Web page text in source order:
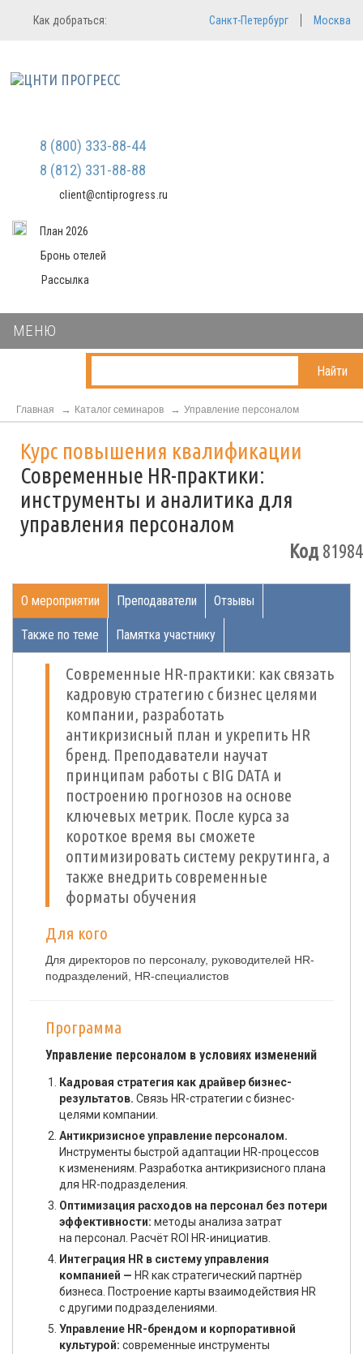
Регистрация
Мы не передаем ваши данные
третьим лицам и не рассылаем
Вход в систему
Как добраться: Санкт-Петербург Москва
8 (800) 333-88-44
8 (812) 331-88-88
client@cntiprogress.ru
План 2026
Бронь отелей
Рассылка
МЕНЮ
Найти
Главная Каталог семинаров Управление персоналом
Курс повышения квалификации
Современные HR-практики:
инструменты и аналитика для
управления персоналом
Код81984
О мероприятии Преподаватели Отзывы
Также по теме Памятка участнику
Современные HR-практики: как связать
кадровую стратегию с бизнес целями
компании, разработать
антикризисный план и укрепить HR
бренд. Преподаватели научат
принципам работы с BIG DATA и
построению прогнозов на основе
ключевых метрик. После курса за
короткое время вы сможете
оптимизировать систему рекрутинга, а
также внедрить современные
форматы обучения
Для кого
Для директоров по персоналу, руководителей HR-
подразделений, HR-специалистов
Программа
Управление персоналом в условиях изменений
Кадровая стратегия как драйвер бизнес-
результатов. Связь HR-стратегии с бизнес-
целями компании.
Антикризисное управление персоналом.
Инструменты быстрой адаптации HR-процессов
к изменениям. Разработка антикризисного плана
для HR-подразделения.
Оптимизация расходов на персонал без потери
эффективности: методы анализа затрат
на персонал. Расчёт ROI HR-инициатив.
Интеграция HR в систему управления
компанией — HR как стратегический партнёр
бизнеса. Построение карты взаимодействия HR
с другими подразделениями.
Управление HR-брендом и корпоративной
культурой: современные инструменты